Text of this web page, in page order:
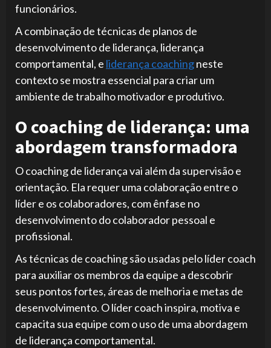
funcionários.
A combinação de técnicas de planos de
desenvolvimento de liderança, liderança
comportamental, e liderança coachingneste
contexto se mostra essencial para criar um
ambiente de trabalho motivador e produtivo.
O coaching de liderança: uma
abordagem transformadora
O coaching de liderança vai além da supervisão e
orientação. Ela requer uma colaboração entre o
líder e os colaboradores, com ênfase no
desenvolvimento do colaborador pessoal e
profissional.
As técnicas de coaching são usadas pelo líder coach
para auxiliar os membros da equipe a descobrir
seus pontos fortes, áreas de melhoria e metas de
desenvolvimento. O líder coach inspira, motiva e
capacita sua equipe com o uso de uma abordagem
de liderança comportamental.